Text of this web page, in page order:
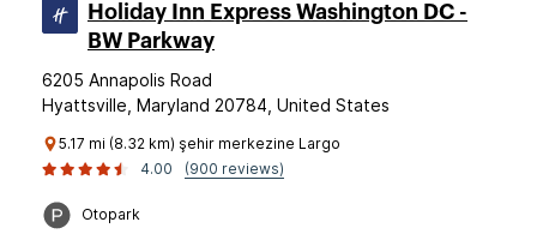
Holiday Inn Express Washington DC -
BW Parkway
6205 Annapolis Road
Hyattsville, Maryland 20784, United States
5.17 mi (8.32 km) şehir merkezine Largo
4.00
(900 reviews)
Otopark